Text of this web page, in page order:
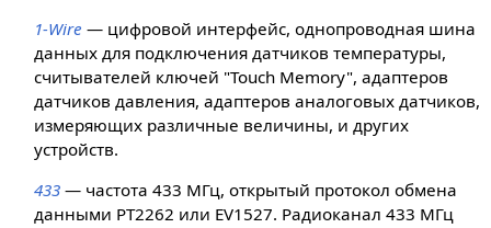
1-Wire — цифровой интерфейс, однопроводная шина
данных для подключения датчиков температуры,
считывателей ключей "Touch Memory", адаптеров
датчиков давления, адаптеров аналоговых датчиков,
измеряющих различные величины, и других
устройств.
433 — частота 433 МГц, открытый протокол обмена
данными PT2262 или EV1527. Радиоканал 433 МГц